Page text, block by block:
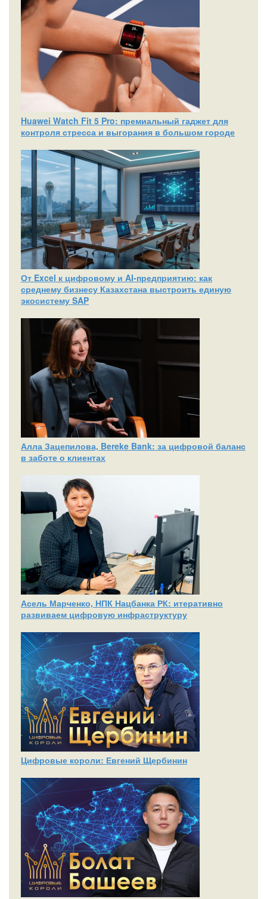
Huawei Watch Fit 5 Pro: премиальный гаджет для
контроля стресса и выгорания в большом городе
От Excel к цифровому и AI‑предприятию: как
среднему бизнесу Казахстана выстроить единую
экосистему SAP
Алла Зацепилова, Bereke Bank: за цифровой баланс
в заботе о клиентах
Асель Марченко, НПК Нацбанка РК: итеративно
развиваем цифровую инфраструктуру
Цифровые короли: Евгений Щербинин